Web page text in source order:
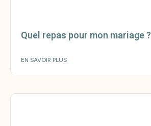
Quel repas pour mon mariage ?
EN SAVOIR PLUS